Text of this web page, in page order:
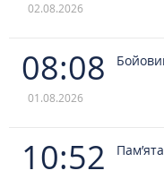
02.08.2026
08:08
01.08.2026
10:52